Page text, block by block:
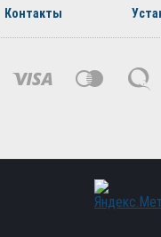
Контакты